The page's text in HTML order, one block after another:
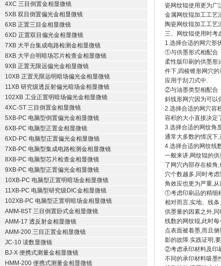
4XC 三目倒置金相显微镜
5XB 双目倒置偏光金相显微镜
6XB 正置三目金相显微镜
6XD 正置双目偏光金相显微镜
7XB 大平台集成电路检测金相显微镜
8XB 大平台明暗场芯片检查金相显微镜
9XB 正置无限远偏光金相显微镜
10XB 正置无限远明暗场偏光金相显微镜
11XB 研究级透反射偏光暗场金相显微镜
102XB 工业正置明暗场偏光金相显微镜
4XC-ST 三目倒置金相显微镜
5XB-PC 电脑型倒置偏光金相显微镜
6XB-PC 电脑型正置金相显微镜
6XD-PC 电脑型正置偏光金相显微镜
7XB-PC 电脑型集成电路检测金相显微镜
8XB-PC 电脑型芯片检查金相显微镜
9XB-PC 电脑型正置偏光金相显微镜
10XB-PC 电脑型正置明暗场金相显微镜
11XB-PC 电脑型研究级DIC金相显微镜
102XB-PC 电脑型正置明暗场金相显微镜
AMM-8ST 三目倒置卧式金相显微镜
AMM-17 透反射金相显微镜
AMM-200 三目正置金相显微镜
JC-10 读数显微镜
BJ-X 便携式测量金相显微镜
HMM-200 便携式测量金相显微镜
瓷网纹辊使用更为广
金属网纹辊加工工
陶瓷网纹辊加工工
三、网纹辊使用时考
1.选择合适的网穴形
①与供墨形式相配合
柔性版印刷的供墨形
件下,四棱锥形网穴
应用于刮刀式中.
②与油墨类型相配合
斜线形网穴因为可以
2.选择合适的网穴容
容积的大小直接决定
3.选择合适的网纹角
通常大多数的情况下
4.选择合适的网纹线
一般来讲,网纹辊的
了网穴内部存在棱角
穴个数越多,同时考
角效应也更为严重,
①考虑印刷品的精细
相对而言,实地、线
供墨量的因素之外,
线数的网纹辊,此时
点表面被着墨,而且
影的故障.实践证明,
②考虑承印材料及印
不同的承印材料吸墨